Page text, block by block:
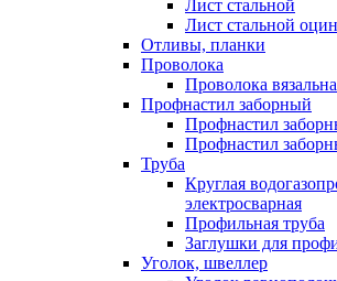
Лист стальной
Лист стальной
Отливы, планки
Проволока
Проволока
Профнастил заборный
Профнастил
Профнастил
Труба
Круглая
электросварная
Профильная труба
Заглушки для
Уголок, швеллер